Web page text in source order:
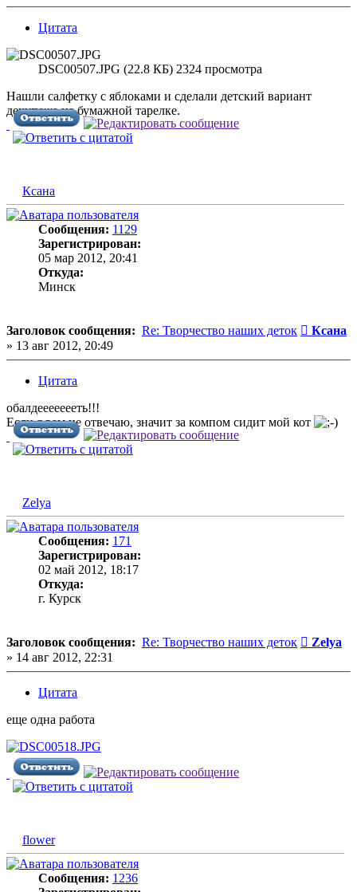
Цитата
DSC00507.JPG (22.8 КБ) 2324 просмотра
Нашли салфетку с яблоками и сделали детский вариант
декупажа на бумажной тарелке.
Ксана
Сообщения: 1129
Зарегистрирован:
05 мар 2012, 20:41
Откуда:
Минск
Заголовок сообщения: Re: Творчество наших деток
Ксана
» 13 авг 2012, 20:49
Цитата
обалдеееееееть!!!
Если я вам не отвечаю, значит за компом сидит мой кот
Zelya
Сообщения: 171
Зарегистрирован:
02 май 2012, 18:17
Откуда:
г. Курск
Заголовок сообщения: Re: Творчество наших деток
Zelya
» 14 авг 2012, 22:31
Цитата
еще одна работа
flower
Сообщения: 1236